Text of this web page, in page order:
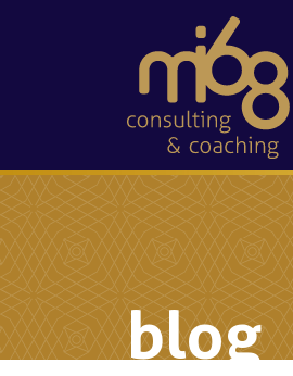
blog